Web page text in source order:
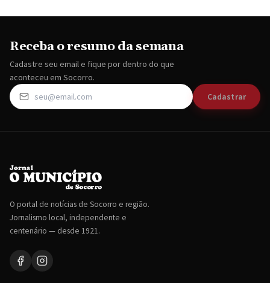
Receba o resumo da semana
Cadastre seu email e fique por dentro do que
aconteceu em Socorro.
Cadastrar
O portal de notícias de Socorro e região.
Jornalismo local, independente e
centenário — desde 1921.